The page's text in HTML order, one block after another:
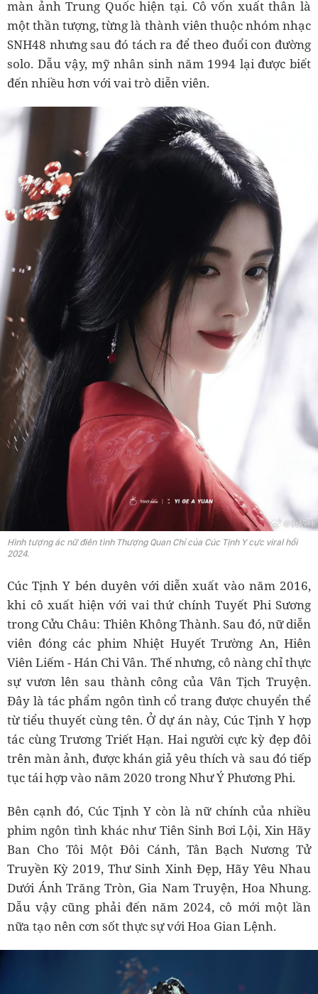
màn ảnh Trung Quốc hiện tại. Cô vốn xuất thân là
một thần tượng, từng là thành viên thuộc nhóm nhạc
SNH48 nhưng sau đó tách ra để theo đuổi con đường
solo. Dẫu vậy, mỹ nhân sinh năm 1994 lại được biết
đến nhiều hơn với vai trò diễn viên.
Hình tượng ác nữ điên tình Thượng Quan Chỉ của Cúc Tịnh Y cực viral hồi
2024.
Cúc Tịnh Y bén duyên với diễn xuất vào năm 2016,
khi cô xuất hiện với vai thứ chính Tuyết Phi Sương
trong Cửu Châu: Thiên Không Thành. Sau đó, nữ diễn
viên đóng các phim Nhiệt Huyết Trường An, Hiên
Viên Liếm - Hán Chi Vân. Thế nhưng, cô nàng chỉ thực
sự vươn lên sau thành công của Vân Tịch Truyện.
Đây là tác phẩm ngôn tình cổ trang được chuyển thể
từ tiểu thuyết cùng tên. Ở dự án này, Cúc Tịnh Y hợp
tác cùng Trương Triết Hạn. Hai người cực kỳ đẹp đôi
trên màn ảnh, được khán giả yêu thích và sau đó tiếp
tục tái hợp vào năm 2020 trong Như Ý Phương Phi.
Bên cạnh đó, Cúc Tịnh Y còn là nữ chính của nhiều
phim ngôn tình khác như Tiên Sinh Bơi Lội, Xin Hãy
Ban Cho Tôi Một Đôi Cánh, Tân Bạch Nương Tử
Truyền Kỳ 2019, Thư Sinh Xinh Đẹp, Hãy Yêu Nhau
Dưới Ánh Trăng Tròn, Gia Nam Truyện, Hoa Nhung.
Dẫu vậy cũng phải đến năm 2024, cô mới một lần
nữa tạo nên cơn sốt thực sự với Hoa Gian Lệnh.